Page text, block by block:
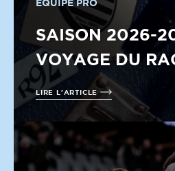
ÉQUIPE PRO
SAISON 2026-
VOYAGE DU
LIRE L'ARTICLE